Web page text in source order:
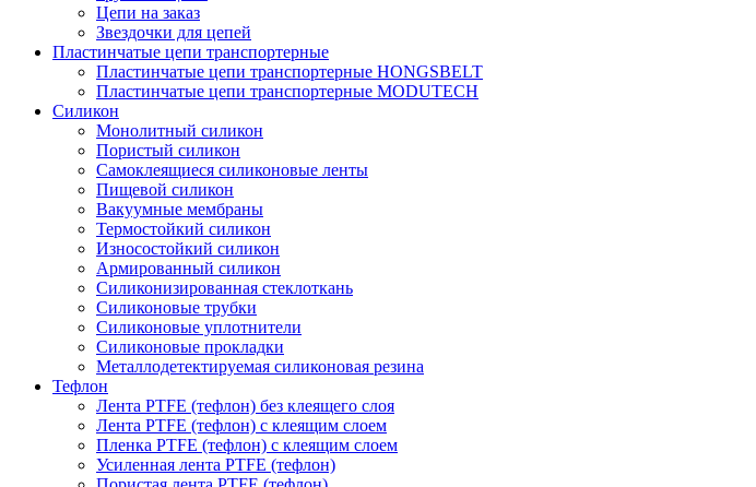
Цепи на заказ
Звездочки для цепей
Пластинчатые цепи транспортерные
Пластинчатые цепи транспортерные HONGSBELT
Пластинчатые цепи транспортерные MODUTECH
Силикон
Монолитный силикон
Пористый силикон
Самоклеящиеся силиконовые ленты
Пищевой силикон
Вакуумные мембраны
Термостойкий силикон
Износостойкий силикон
Армированный силикон
Силиконизированная стеклоткань
Силиконовые трубки
Силиконовые уплотнители
Силиконовые прокладки
Металлодетектируемая силиконовая резина
Тефлон
Лента PTFE (тефлон) без клеящего слоя
Лента PTFE (тефлон) с клеящим слоем
Пленка PTFE (тефлон) с клеящим слоем
Усиленная лента PTFE (тефлон)